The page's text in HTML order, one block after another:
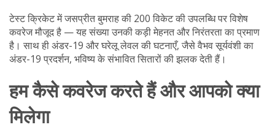
टेस्ट क्रिकेट में जसप्रीत बुमराह की 200 विकेट की उपलब्धि पर विशेष
कवरेज मौजूद है — यह संख्या उनकी कड़ी मेहनत और निरंतरता का प्रमाण
है। साथ ही अंडर-19 और घरेलू लेवल की घटनाएँ, जैसे वैभव सूर्यवंशी का
अंडर-19 प्रदर्शन, भविष्य के संभावित सितारों की झलक देती हैं।
हम कैसे कवरेज करते हैं और आपको क्या
मिलेगा